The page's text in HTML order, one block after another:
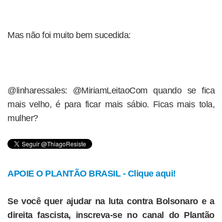
Mas não foi muito bem sucedida:
@linharessales: @MiriamLeitaoCom quando se fica
mais velho, é para ficar mais sábio. Ficas mais tola,
mulher?
APOIE O PLANTÃO BRASIL - Clique aqui!
Se você quer ajudar na luta contra Bolsonaro e a
direita fascista, inscreva-se no canal do Plantão